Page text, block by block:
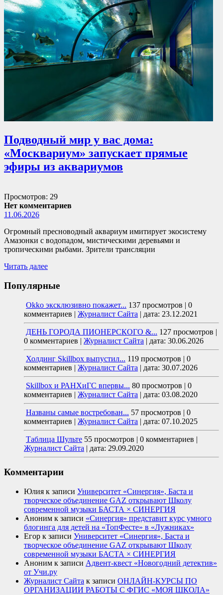
Подводный мир у вас дома:
«Москвариум» запускает прямые
эфиры из аквариумов
Просмотров: 29
Нет комментариев
11.06.2026
Огромный пресноводный аквариум имитирует экосистему
Амазонки с водопадом, мистическими деревьями и
тропическими рыбами. Зрители трансляции
Читать далее
Популярные
Okko эксклюзивно покажет... 137 просмотров | 0
комментариев | Журналист Сайта | дата: 23.12.2021
ДЕНЬ ГОРОДА ПИОНЕРСКОГО &... 127 просмотров |
0 комментариев | Журналист Сайта | дата: 30.06.2026
Холдинг Skillbox выпустил... 119 просмотров | 0
комментариев | Журналист Сайта | дата: 30.07.2026
Skillbox и РАНХиГС впервы... 80 просмотров | 0
комментариев | Журналист Сайта | дата: 03.08.2020
Названы самые востребован... 57 просмотров | 0
комментариев | Журналист Сайта | дата: 07.10.2025
Таблица Шульте 55 просмотров | 0 комментариев |
Журналист Сайта | дата: 29.09.2020
Комментарии
Юлия к записи Университет «Синергия», Баста и
творческое объединение GAZ открывают Школу
современной музыки БАСТА × СИНЕРГИЯ
Аноним к записи «Синергия» представит курс умного
блогинга для детей на «ТопФесте» в «Лужниках»
Егор к записи Университет «Синергия», Баста и
творческое объединение GAZ открывают Школу
современной музыки БАСТА × СИНЕРГИЯ
Аноним к записи Адвент-квест «Новогодний детектив»
от Учи.ру
Журналист Сайта к записи ОНЛАЙН-КУРСЫ ПО
ОРГАНИЗАЦИИ РАБОТЫ С ФГИС «МОЯ ШКОЛА»